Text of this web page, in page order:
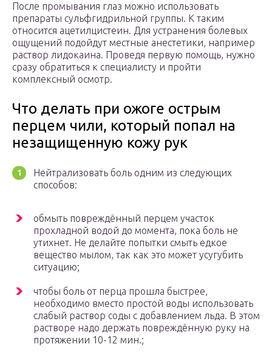
После промывания глаз можно использовать
препараты сульфгидрильной группы. К таким
относится ацетилцистеин. Для устранения болевых
ощущений подойдут местные анестетики, например
раствор лидокаина. Проведя первую помощь, нужно
сразу обратиться к специалисту и пройти
комплексный осмотр.
Что делать при ожоге острым
перцем чили, который попал на
незащищенную кожу рук
Нейтрализовать боль одним из следующих
способов:
обмыть повреждённый перцем участок
прохладной водой до момента, пока боль не
утихнет. Не делайте попытки смыть едкое
вещество мылом, так как это может усугубить
ситуацию;
чтобы боль от перца прошла быстрее,
необходимо вместо простой воды использовать
слабый раствор соды с добавлением льда. В этом
растворе надо держать повреждённую руку на
протяжении 10-12 мин.;